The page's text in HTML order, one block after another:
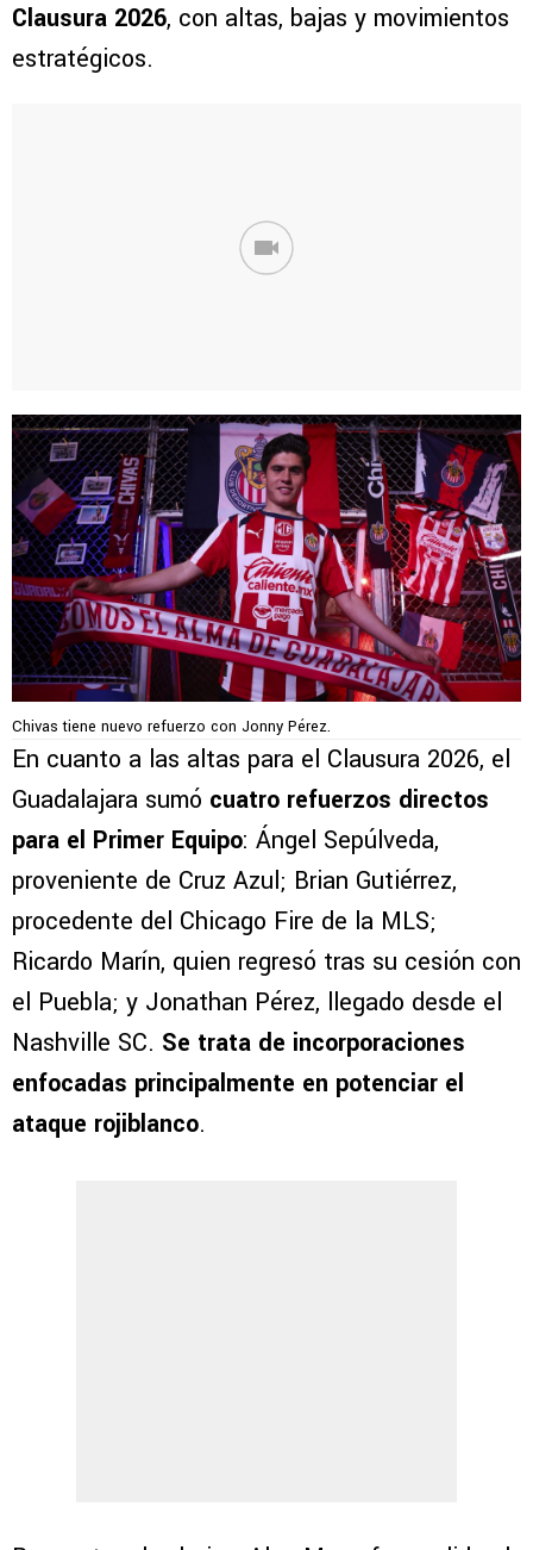
Clausura 2026, con altas, bajas y movimientos
estratégicos.
Chivas tiene nuevo refuerzo con Jonny Pérez.
En cuanto a las altas para el Clausura 2026, el
Guadalajara sumó cuatro refuerzos directos
para el Primer Equipo: Ángel Sepúlveda,
proveniente de Cruz Azul; Brian Gutiérrez,
procedente del Chicago Fire de la MLS;
Ricardo Marín, quien regresó tras su cesión con
el Puebla; y Jonathan Pérez, llegado desde el
Nashville SC. Se trata de incorporaciones
enfocadas principalmente en potenciar el
ataque rojiblanco.